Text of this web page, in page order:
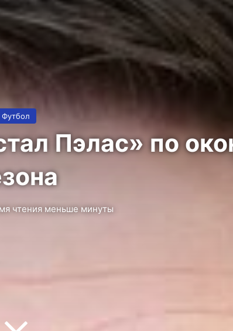
Футбол
Пэлас» по
чтения меньше минуты